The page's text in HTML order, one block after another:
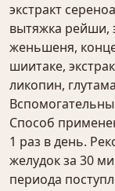
экстракт
вытяжка рейши,
женьшеня,
шиитаке,
ликопин,
Способ
1 раз в день.
желудок за 30
периода